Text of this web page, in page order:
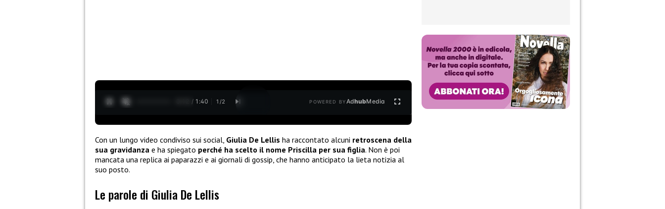
0:13 / 1:40 1 /2 POWERED BYAdhubMedia
Con un lungo video condiviso sui social, Giulia De Lellis ha raccontato alcuni retroscena della
sua gravidanza e ha spiegato perché ha scelto il nome Priscilla per sua figlia. Non è poi
mancata una replica ai paparazzi e ai giornali di gossip, che hanno anticipato la lieta notizia al
suo posto.
Le parole di Giulia De Lellis